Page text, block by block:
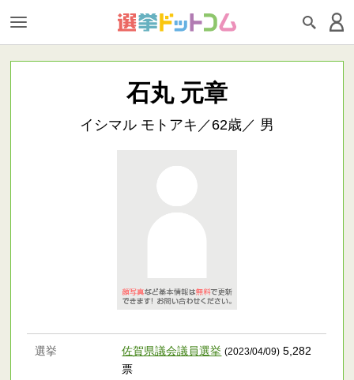
石丸 元章
イシマル モトアキ／62歳／ 男
選挙 佐賀県議会議員選挙 (2023/04/09) 5,282
票